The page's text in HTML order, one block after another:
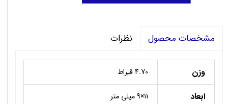
مشخصات محصول نظرات
وزن 4.70 قیراط
ابعاد ۱1×9 میلی متر